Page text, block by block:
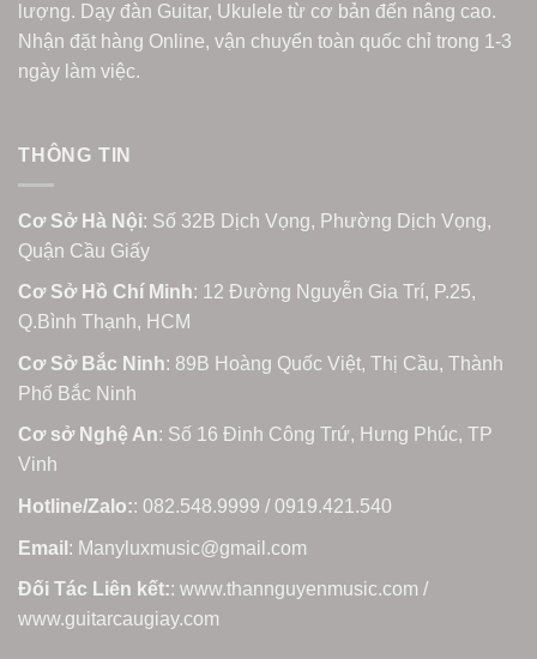
lượng. Dạy đàn Guitar, Ukulele từ cơ bản đến nâng cao.
Nhận đặt hàng Online, vận chuyển toàn quốc chỉ trong 1-3
ngày làm việc.
THÔNG TIN
Cơ Sở Hà Nội: Số 32B Dịch Vọng, Phường Dịch Vọng,
Quận Cầu Giấy
Cơ Sở Hồ Chí Minh: 12 Đường Nguyễn Gia Trí, P.25,
Q.Bình Thạnh, HCM
Cơ Sở Bắc Ninh: 89B Hoàng Quốc Việt, Thị Cầu, Thành
Phố Bắc Ninh
Cơ sở Nghệ An: Số 16 Đinh Công Trứ, Hưng Phúc, TP
Vinh
Hotline/Zalo:: 082.548.9999 / 0919.421.540
Email : Manyluxmusic@gmail.com
Đối Tác Liên kết:: www.thannguyenmusic.com /
www.guitarcaugiay.com